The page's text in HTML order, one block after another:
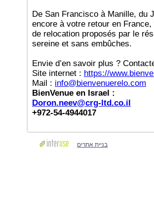
De San Francisco à Manille, du
encore à votre retour en
de relocation proposés par le
sereine et sans embûches.
Envie d’en savoir plus ?
Site internet :https://
Mail :info@bienvenuerelo.com
BienVenue en Israel :
Doron.neev@crg-ltd.co.il
+972-54-4944017
בניית אתרים